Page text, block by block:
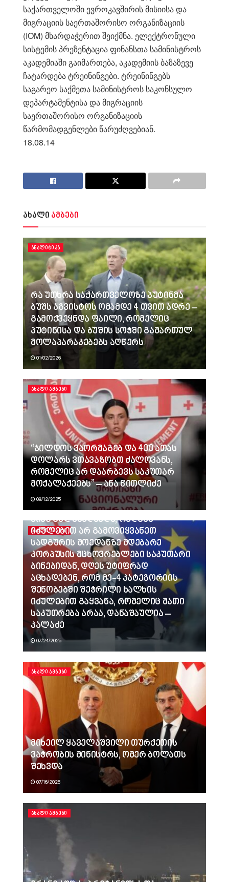
საქართველოში ევროკავშირის მისიისა და
მიგრაციის საერთაშორისო ორგანიზაციის
(IOM) მხარდაჭერით შეიქმნა. ელექტრონული
სისტემის პრეზენტაცია ფინანსთა სამინისტროს
აკადემიაში გაიმართება, აკადემიის ბაზაზევე
ჩატარდება ტრეინინგები. ტრეინინგებს
საგარეო საქმეთა სამინისტროს საკონსულო
დეპარტამენტისა და მიგრაციის
საერთაშორისო ორგანიზაციის
წარმომადგენლები წარუძღვებიან.
18.08.14
ახალი ამბები
ᲐᲜᲐᲚᲘᲢᲘᲙᲐ
რა უთხრა საქართველოზე პუტინმა
ბუშს აგვისტოს ომამდე 4 თვით ადრე –
გამოქვეყნდა ფაილი, რომელიც
პუტინისა და ბუშის სოჭში გამართულ
მოლაპარაკებებს აღწერს
01/02/2026
ᲐᲮᲐᲚᲘ ᲐᲛᲑᲔᲑᲘ
“ჯილდოს ვაორმაგებ და 400 ათას
დოლარს ვთავაზობთ ძალოვანს,
რომელიც არ დაარბევს საკუთარ
მოქალაქეებს” – ანა წითლიძე
09/12/2025
ᲐᲮᲐᲚᲘ ᲐᲛᲑᲔᲑᲘ
ვინც გვლანძღავდა, რადგან
იძულებით არ გამოვიყვანეთ
სადგურის მოედანზე მდებარე
კორპუსის მცხოვრებლები საკუთარი
ბინებიდან, დღეს უტიფრად
აცხადებენ, რომ მე-4 კატეგორიის
შენობებში შეჭრილი ხალხის
იძულებით გაყვანა, რომელიც მათი
საკუთრება არაა, დანაშაულია –
კალაძე
07/24/2025
ᲐᲮᲐᲚᲘ ᲐᲛᲑᲔᲑᲘ
მიხეილ ყაველაშვილი თურქეთის
ვაჭრობის მინისტრს, ომერ ბოლათს
შეხვდა
07/16/2025
ᲐᲮᲐᲚᲘ ᲐᲛᲑᲔᲑᲘ